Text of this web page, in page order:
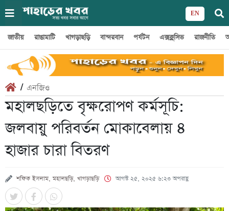
EN
জাতীয় রাঙামাটি খাগড়াছড়ি বান্দরবান পর্যটন এক্সক্লুসিভ রাজনীতি
/ এনজিও
মহালছড়িতে বৃক্ষরোপণ কর্মসূচি:
জলবায়ু পরিবর্তন মোকাবেলায় ৪
হাজার চারা বিতরণ
শফিক ইসলাম, মহালছড়ি, খাগড়াছড়ি আগস্ট ২৫, ২০২৫ ৬:২৩ অপরাহ্ণ